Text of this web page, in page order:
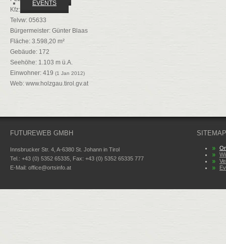
EVENTS
Kfz: RE
Telvw: 05633
Bürgermeister: Günter Blaas
Fläche: 3.598,20 m²
Gebäude: 172
Seehöhe: 1.103 m ü.A.
Einwohner: 419 (1 Jan 2012)
Web: www.holzgau.tirol.gv.at
FUTUREWEB GMBH
Innsbrucker Str. 4, A-6380 St. Johann in Tirol
Tel.: +43 (0) 5352 65335, Fax: +43 (0) 5352 65335 777
E-Mail: office@ortsinfo.at
SITEMAP